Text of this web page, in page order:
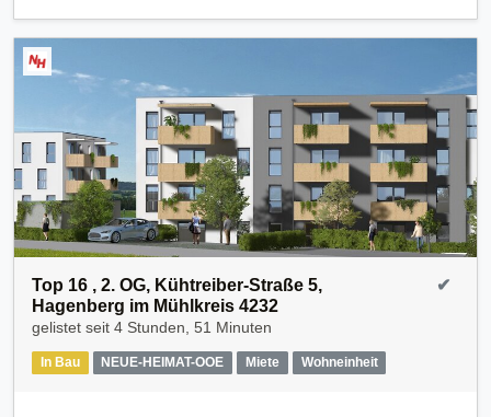
Top 16 , 2. OG, Kühtreiber-Straße 5,
Hagenberg im Mühlkreis 4232
gelistet seit 4 Stunden, 51 Minuten
In Bau NEUE-HEIMAT-OOE Miete Wohneinheit
✔